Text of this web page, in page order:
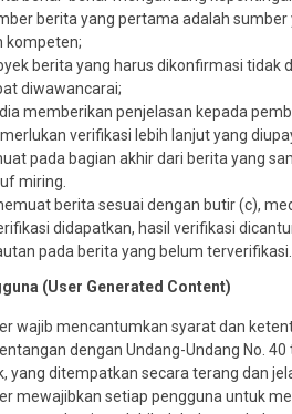
berita yang pertama adalah
kompeten;
berita yang harus dikonfirmasi tidak
diwawancarai;
memberikan penjelasan kepada
verifikasi lebih lanjut yang
pada bagian akhir dari berita yang
miring.
berita sesuai dengan butir (c),
didapatkan, hasil verifikasi
pada berita yang belum terverifikasi.
(User Generated Content)
wajib mencantumkan syarat dan
dengan Undang-Undang No.
yang ditempatkan secara terang dan
mewajibkan setiap pengguna untuk